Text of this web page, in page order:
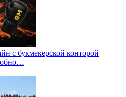
с букмекерской конторой